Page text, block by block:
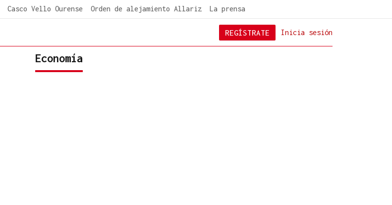
Casco Vello Ourense Orden de alejamiento Allariz La prensa
Inicia sesión
REGÍSTRATE
Economía